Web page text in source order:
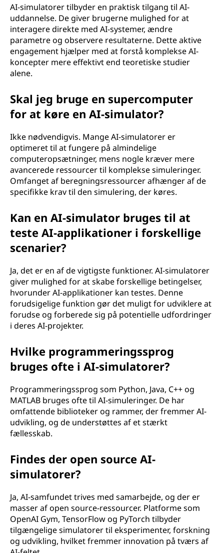
AI-simulatorer tilbyder en praktisk tilgang til AI-
uddannelse. De giver brugerne mulighed for at
interagere direkte med AI-systemer, ændre
parametre og observere resultaterne. Dette aktive
engagement hjælper med at forstå komplekse AI-
koncepter mere effektivt end teoretiske studier
alene.
Skal jeg bruge en supercomputer
for at køre en AI-simulator?
Ikke nødvendigvis. Mange AI-simulatorer er
optimeret til at fungere på almindelige
computeropsætninger, mens nogle kræver mere
avancerede ressourcer til komplekse simuleringer.
Omfanget af beregningsressourcer afhænger af de
specifikke krav til den simulering, der køres.
Kan en AI-simulator bruges til at
teste AI-applikationer i forskellige
scenarier?
Ja, det er en af de vigtigste funktioner. AI-simulatorer
giver mulighed for at skabe forskellige betingelser,
hvorunder AI-applikationer kan testes. Denne
forudsigelige funktion gør det muligt for udviklere at
forudse og forberede sig på potentielle udfordringer
i deres AI-projekter.
Hvilke programmeringssprog
bruges ofte i AI-simulatorer?
Programmeringssprog som Python, Java, C++ og
MATLAB bruges ofte til AI-simuleringer. De har
omfattende biblioteker og rammer, der fremmer AI-
udvikling, og de understøttes af et stærkt
fællesskab.
Findes der open source AI-
simulatorer?
Ja, AI-samfundet trives med samarbejde, og der er
masser af open source-ressourcer. Platforme som
OpenAI Gym, TensorFlow og PyTorch tilbyder
tilgængelige simulatorer til eksperimenter, forskning
og udvikling, hvilket fremmer innovation på tværs af